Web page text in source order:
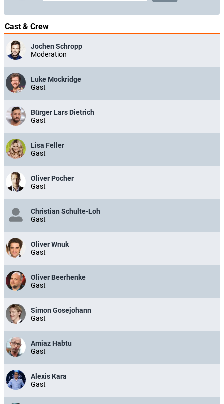
Cast & Crew
Jochen Schropp
Moderation
Luke Mockridge
Gast
Bürger Lars Dietrich
Gast
Lisa Feller
Gast
Oliver Pocher
Gast
Christian Schulte-Loh
Gast
Oliver Wnuk
Gast
Oliver Beerhenke
Gast
Simon Gosejohann
Gast
Amiaz Habtu
Gast
Alexis Kara
Gast